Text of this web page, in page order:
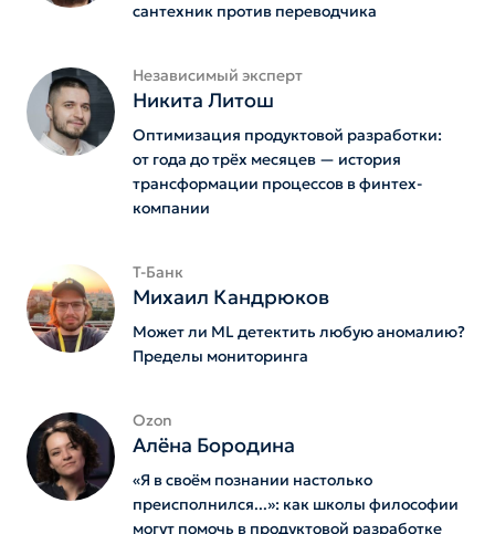
сантехник против переводчика
Независимый эксперт
Никита Литош
Оптимизация продуктовой разработки:
от года до трёх месяцев — история
трансформации процессов в финтех-
компании
Т-Банк
Михаил Кандрюков
Может ли ML детектить любую аномалию?
Пределы мониторинга
Ozon
Алёна Бородина
«Я в своём познании настолько
преисполнился...»: как школы философии
могут помочь в продуктовой разработке